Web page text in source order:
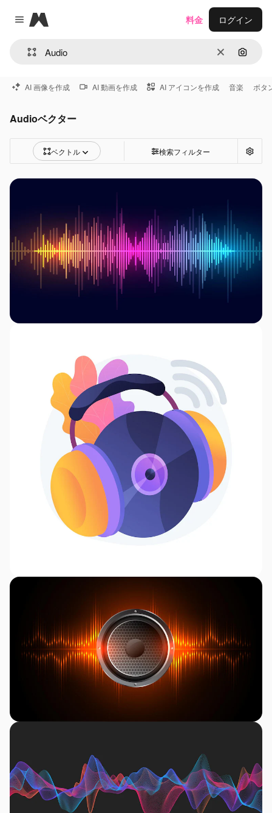
Close menu
Magnific
消去 画像で
料金 ログイン
AI 画像を作成 AI 動画を作成 AI アイコンを作成 音楽 ボタ
Audioベクター
ベクトル 検索フィルター